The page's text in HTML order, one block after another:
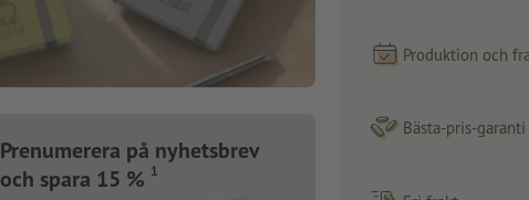
Prenumerera på nyhetsbrev
och spara 15 % 1
Produktion och
Bästa-pris-garanti